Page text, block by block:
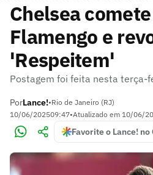
Chelsea
Flamengo e
'Respeitem'
Postagem foi feita nesta terça-
PorLance!•Rio de Janeiro (RJ)
10/06/202509:47•Atualizado em 10/06/
Favorite o Lance! no